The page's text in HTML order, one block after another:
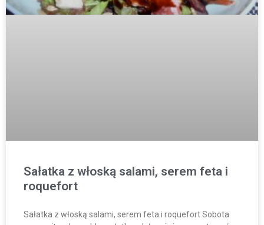
Sałatka z włoską salami, serem feta i
roquefort
Sałatka z włoską salami, serem feta i roquefort Sobota